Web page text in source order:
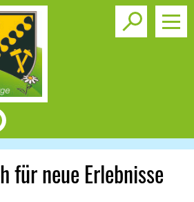
Toggle
für neue Erlebnisse